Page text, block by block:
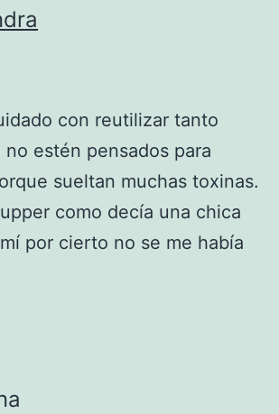
con reutilizar tanto
estén pensados para
sueltan muchas toxinas.
como decía una chica
por cierto no se me había